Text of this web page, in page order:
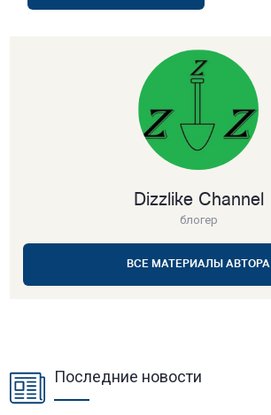
Dizzlike Channel
блогер
ВСЕ МАТЕРИАЛЫ АВТОРА
Последние новости